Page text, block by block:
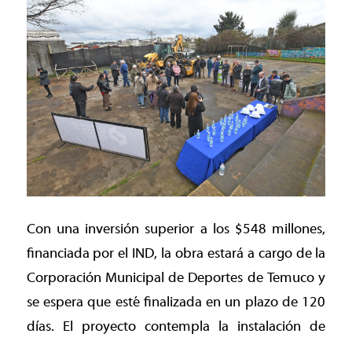
Con una inversión superior a los $548 millones,
financiada por el IND, la obra estará a cargo de la
Corporación Municipal de Deportes de Temuco y
se espera que esté finalizada en un plazo de 120
días. El proyecto contempla la instalación de